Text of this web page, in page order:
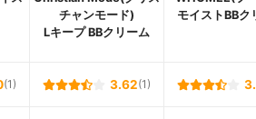
チャンモード)
Lキープ BBクリーム
モイストBBク
(1) 3.62(1)